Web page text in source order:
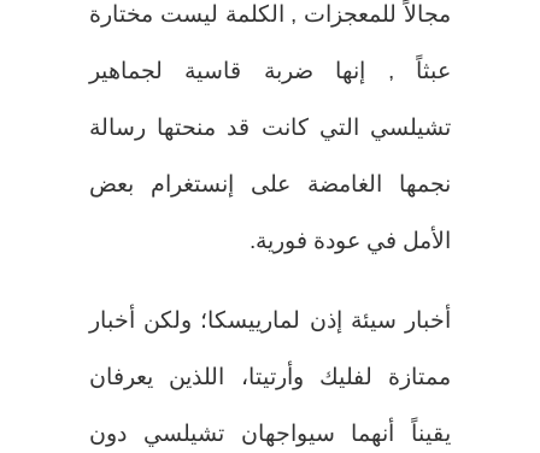
مجالاً للمعجزات , الكلمة ليست مختارة
عبثاً , إنها ضربة قاسية لجماهير
تشيلسي التي كانت قد منحتها رسالة
نجمها الغامضة على إنستغرام بعض
الأمل في عودة فورية.
أخبار سيئة إذن لمارييسكا؛ ولكن أخبار
ممتازة لفليك وأرتيتا، اللذين يعرفان
يقيناً أنهما سيواجهان تشيلسي دون